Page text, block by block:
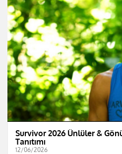
Survivor 2026 Ünlüler &
Tanıtımı
12/06/2026